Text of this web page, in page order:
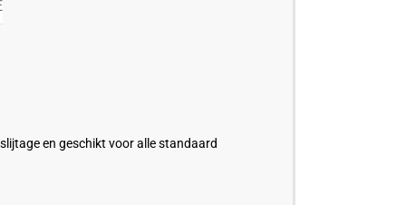
en geschikt voor alle standaard